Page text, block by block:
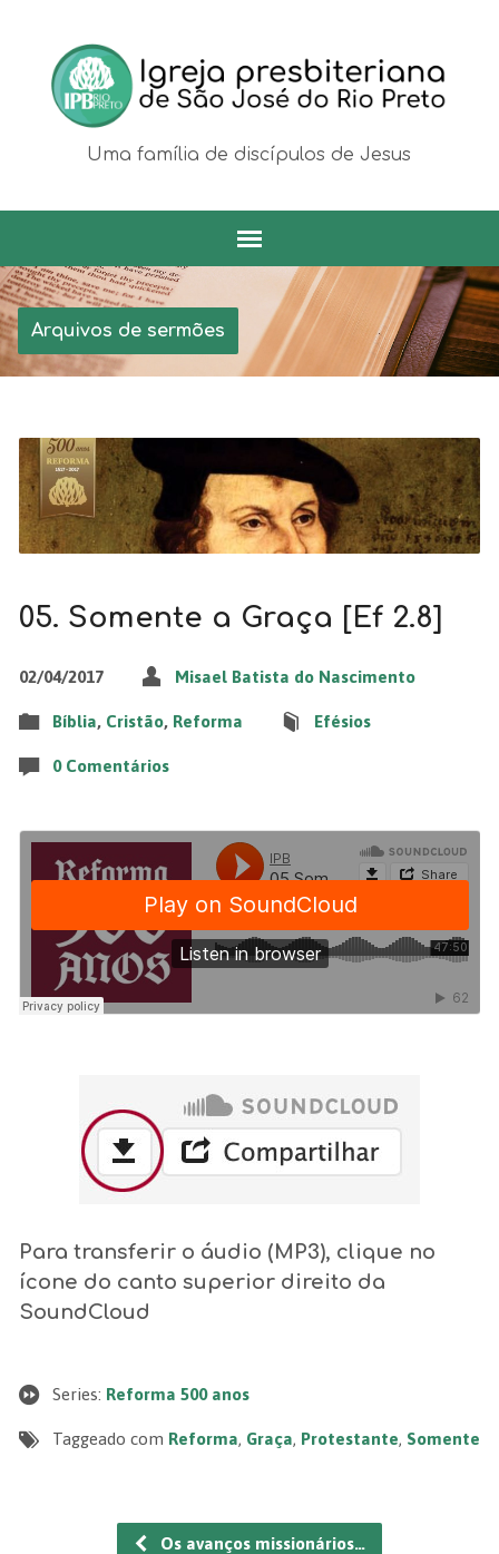
Uma família de discípulos de Jesus
Arquivos de sermões
05. Somente a Graça [Ef 2.8]
02/04/2017 Misael Batista do Nascimento
Bíblia, Cristão, Reforma Efésios
0 Comentários
Para transferir o áudio (MP3), clique no
ícone do canto superior direito da
SoundCloud
Series: Reforma 500 anos
Taggeado com Reforma, Graça, Protestante, Somente
Os avanços missionários…